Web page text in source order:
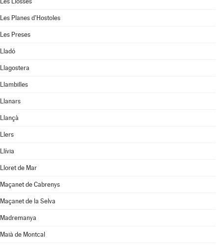
Les Planes d'Hostoles
Les Preses
Lladó
Llagostera
Llambilles
Llanars
Llançà
Llers
Llívia
Lloret de Mar
Maçanet de Cabrenys
Maçanet de la Selva
Madremanya
Maià de Montcal